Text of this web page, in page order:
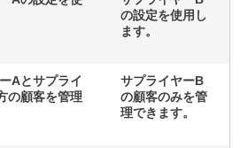
の設定を使用し
ます。
Aとサプライ
の顧客を管理
サプライヤーB
の顧客のみを管
理できます。